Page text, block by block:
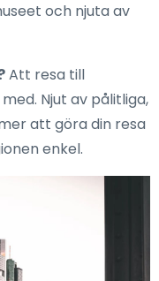
och njuta av
Att resa till
Njut av pålitliga,
att göra din resa
enkel.